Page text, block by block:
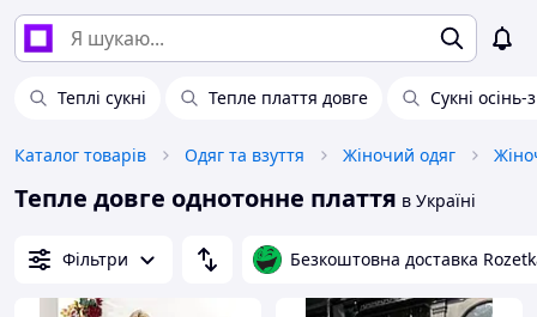
Теплі сукні Тепле плаття довге Сукні осінь-
Каталог товарів Одяг та взуття Жіночий одяг
Тепле довге однотонне плаття в Україні
Фільтри Безкоштовна доставка